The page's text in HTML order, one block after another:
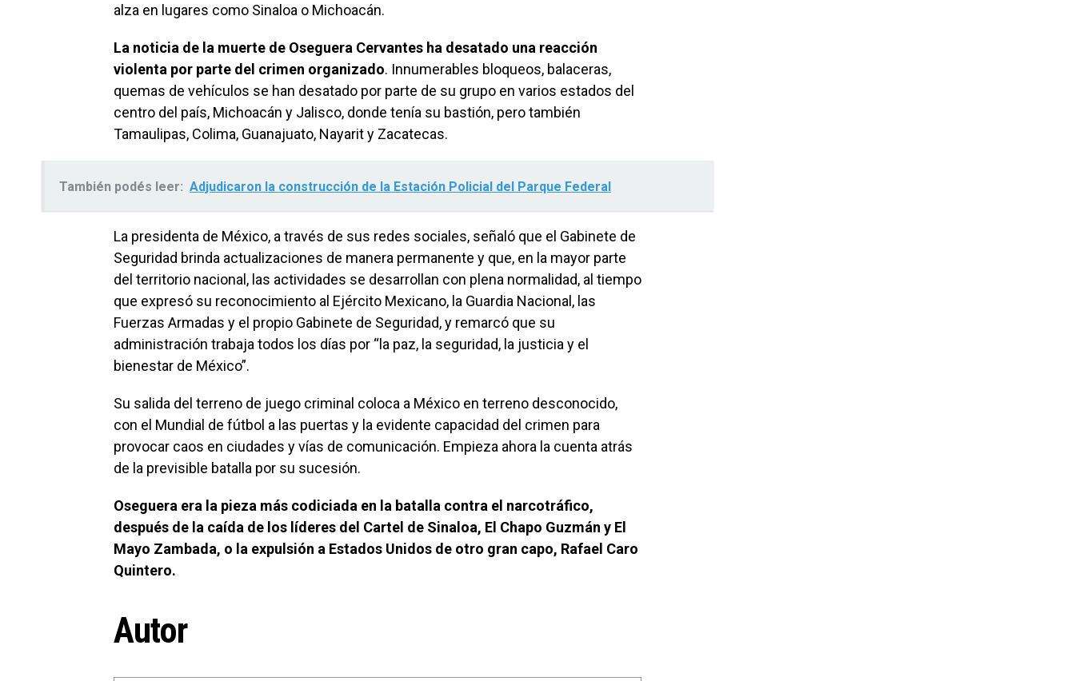
alza en lugares como Sinaloa o Michoacán.
La noticia de la muerte de Oseguera Cervantes ha desatado una reacción
violenta por parte del crimen organizado. Innumerables bloqueos, balaceras,
quemas de vehículos se han desatado por parte de su grupo en varios estados del
centro del país, Michoacán y Jalisco, donde tenía su bastión, pero también
Tamaulipas, Colima, Guanajuato, Nayarit y Zacatecas.
También podés leer: Adjudicaron la construcción de la Estación Policial del Parque Federal
La presidenta de México, a través de sus redes sociales, señaló que el Gabinete de
Seguridad brinda actualizaciones de manera permanente y que, en la mayor parte
del territorio nacional, las actividades se desarrollan con plena normalidad, al tiempo
que expresó su reconocimiento al Ejército Mexicano, la Guardia Nacional, las
Fuerzas Armadas y el propio Gabinete de Seguridad, y remarcó que su
administración trabaja todos los días por “la paz, la seguridad, la justicia y el
bienestar de México”.
Su salida del terreno de juego criminal coloca a México en terreno desconocido,
con el Mundial de fútbol a las puertas y la evidente capacidad del crimen para
provocar caos en ciudades y vías de comunicación. Empieza ahora la cuenta atrás
de la previsible batalla por su sucesión.
Oseguera era la pieza más codiciada en la batalla contra el narcotráfico,
después de la caída de los líderes del Cartel de Sinaloa, El Chapo Guzmán y El
Mayo Zambada, o la expulsión a Estados Unidos de otro gran capo, Rafael Caro
Quintero.
Autor